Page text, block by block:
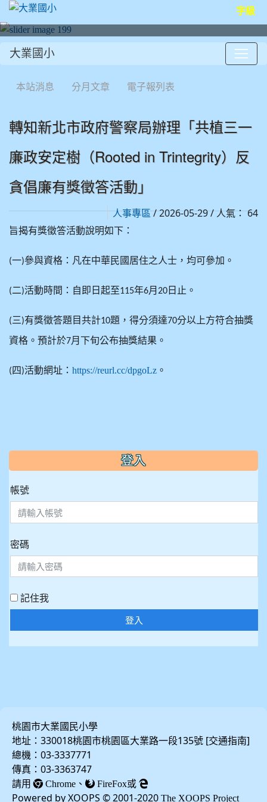
字級
大業國小
本站消息 分月文章 電子報列表
轉知新北市政府警察局辦理「共植三一
廉政安定樹（Rooted in Trintegrity）反
貪倡廉有獎徵答活動」
人事專區/ 2026-05-29 / 人氣： 64
旨揭有獎徵答活動說明如下：
(一)參與資格：凡在中華民國居住之人士，均可參加。
(二)活動時間：自即日起至115年6月 20 日止。
(三)有獎徵答題目共計10題，得分須達70分以上方符合抽獎
資格。預計於7月下旬公布抽獎結果。
(四)活動網址： https://reurl.cc/dpgoLz 。
::: 登入
帳號
密碼
記住我
登入
桃園市大業國民小學
地址：330018桃園市桃園區大業路一段135號 [交通指南]
總機：03-3337771
傳真：03-3363747
請用
Chrome 、 FireFox或
Powered by XOOPS © 2001-2020 The XOOPS Project